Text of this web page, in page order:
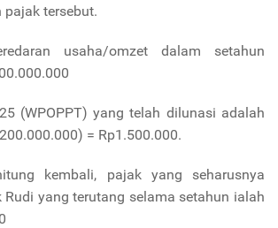
pajak tersebut.
usaha/omzet dalam setahun
(WPOPPT) yang telah dilunasi adalah
= Rp1.500.000.
kembali, pajak yang seharusnya
Rudi yang terutang selama setahun ialah